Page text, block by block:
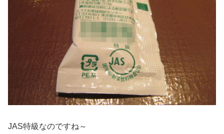
JAS特級なのですね～